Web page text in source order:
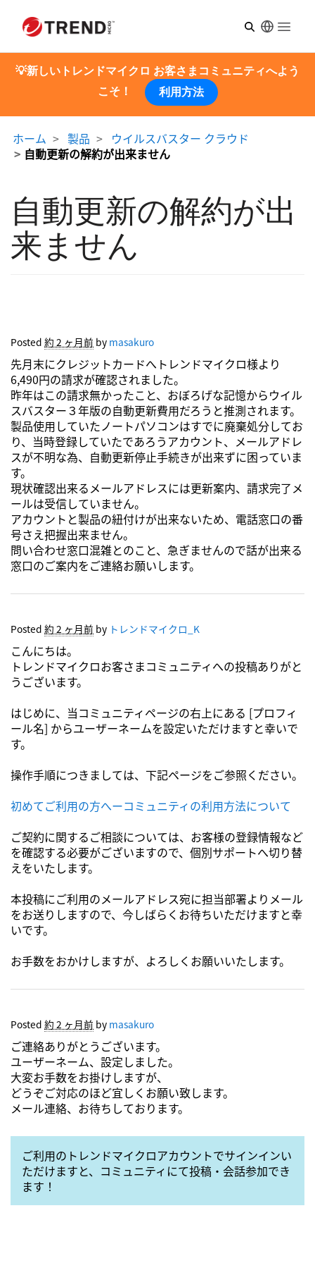
Open
💡新しいトレンドマイクロ お客さまコミュニティへよう
こそ！
利用方法
ホーム 製品
ウイルスバスター クラウド
自動更新の解約が出来ません
自動更新の解約が出
来ません
Posted 約 2 ヶ月前 by masakuro
先月末にクレジットカードへトレンドマイクロ様より
6,490円の請求が確認されました。
昨年はこの請求無かったこと、おぼろげな記憶からウイル
スバスター３年版の自動更新費用だろうと推測されます。
製品使用していたノートパソコンはすでに廃棄処分してお
り、当時登録していたであろうアカウント、メールアドレ
スが不明な為、自動更新停止手続きが出来ずに困っていま
す。
現状確認出来るメールアドレスには更新案内、請求完了メ
ールは受信していません。
アカウントと製品の紐付けが出来ないため、電話窓口の番
号さえ把握出来ません。
問い合わせ窓口混雑とのこと、急ぎませんので話が出来る
窓口のご案内をご連絡お願いします。
Posted 約 2 ヶ月前 by トレンドマイクロ_K
こんにちは。
トレンドマイクロお客さまコミュニティへの投稿ありがと
うございます。
はじめに、当コミュニティページの右上にある [プロフィ
ール名] からユーザーネームを設定いただけますと幸いで
す。
操作手順につきましては、下記ページをご参照ください。
初めてご利用の方へーコミュニティの利用方法について
ご契約に関するご相談については、お客様の登録情報など
を確認する必要がございますので、個別サポートへ切り替
えをいたします。
本投稿にご利用のメールアドレス宛に担当部署よりメール
をお送りしますので、今しばらくお待ちいただけますと幸
いです。
お手数をおかけしますが、よろしくお願いいたします。
Posted 約 2 ヶ月前 by masakuro
ご連絡ありがとうございます。
ユーザーネーム、設定しました。
大変お手数をお掛けしますが、
どうぞご対応のほど宜しくお願い致します。
メール連絡、お待ちしております。
ご利用のトレンドマイクロアカウントでサインインい
ただけますと、コミュニティにて投稿・会話参加でき
ます！